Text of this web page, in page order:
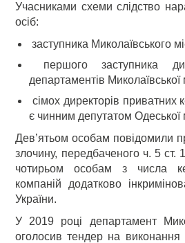
Учасниками схеми слідство
осіб:
заступника Миколаївського
першого заступника
департаментів Миколаївської
сімох директорів приватних
є чинним депутатом Одеської
Дев’ятьом особам повідомили
злочину, передбаченого ч. 5 ст.
чотирьом особам з числа
компаній додатково
України.
У 2019 році департамент
оголосив тендер на виконання